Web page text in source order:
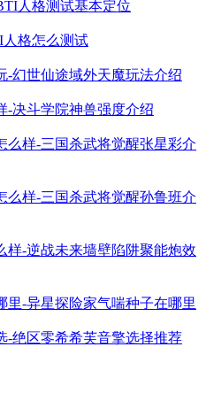
人格测试基本定位
人格怎么测试
-幻世仙途域外天魔玩法介绍
-决斗学院神兽强度介绍
么样-三国杀武将觉醒张星彩介
么样-三国杀武将觉醒孙鲁班介
样-逆战未来墙壁陷阱聚能炮效
里-异星探险家气喘种子在哪里
-绝区零希希芙音擎选择推荐